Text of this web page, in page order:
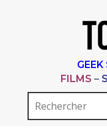
GEEK
FILMS –